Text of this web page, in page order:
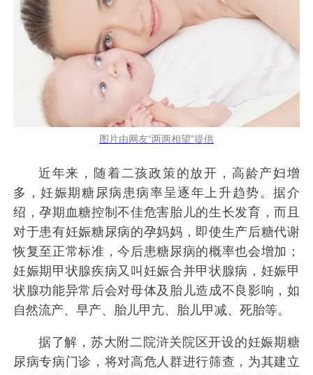
图片由网友“两两相望”提供
近年来，随着二孩政策的放开，高龄产妇增
多，妊娠期糖尿病患病率呈逐年上升趋势。据介
绍，孕期血糖控制不佳危害胎儿的生长发育，而且
对于患有妊娠糖尿病的孕妈妈，即使生产后糖代谢
恢复至正常标准，今后患糖尿病的概率也会增加；
妊娠期甲状腺疾病又叫妊娠合并甲状腺病，妊娠甲
状腺功能异常后会对母体及胎儿造成不良影响，如
自然流产、早产、胎儿甲亢、胎儿甲减、死胎等。
据了解，苏大附二院浒关院区开设的妊娠期糖
尿病专病门诊，将对高危人群进行筛查，为其建立